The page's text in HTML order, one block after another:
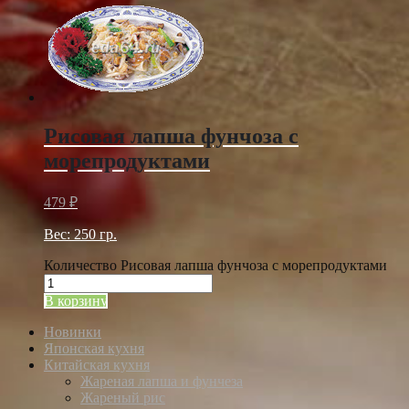
Рисовая лапша фунчоза с
морепродуктами
479 ₽
Вес: 250 гр.
Количество Рисовая лапша фунчоза с морепродуктами
В корзину
Новинки
Японская кухня
Китайская кухня
Жареная лапша и фунчеза
Жареный рис